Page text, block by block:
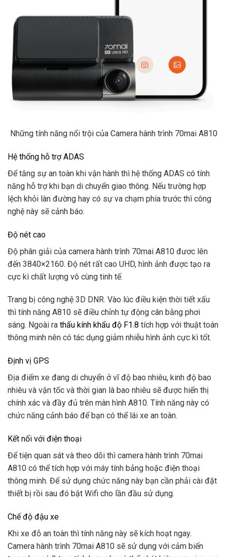
Những tính năng nổi trội của Camera hành trình 70mai A810
Hệ thống hỗ trợ ADAS
Để tăng sự an toàn khi vận hành thì hệ thống ADAS có tính
năng hỗ trợ khi bạn di chuyển giao thông. Nếu trường hợp
lệch khỏi làn đường hay có sự va chạm phía trước thì công
nghệ này sẽ cảnh báo.
Độ nét cao
Độ phân giải của camera hành trình 70mai A810 đươc lên
đến 3840×2160. Độ nét rất cao UHD, hình ảnh được tạo ra
cực kì chất lượng vô cùng tinh tế.
Trang bị công nghệ 3D DNR. Vào lúc điều kiện thời tiết xấu
thì tính năng A810 sẽ điều chỉnh tự động cân bằng phơi
sáng. Ngoài ra thấu kính khẩu độ F1.8 tích hợp với thuật toán
thông minh nên có tác dụng giảm nhiễu hình ảnh cực kì tốt.
Định vị GPS
Địa điểm xe đang di chuyển ở vĩ độ bao nhiêu, kinh độ bao
nhiêu và vận tốc và thời gian là bao nhiêu sẽ được hiển thị
chính xác và đầy đủ trên màn hình A810. Tính năng này có
chức năng cảnh báo để bạn có thể lái xe an toàn.
Kết nối với điện thoại
Để tiện quan sát và theo dõi thì camera hành trình 70mai
A810 có thể tích hợp với máy tính bảng hoặc điện thoại
thông minh. Để sử dụng chức năng này bạn cần phải cài đặt
thiết bị rồi sau đó bật Wifi cho lần đầu sử dụng.
Chế độ đậu xe
Khi xe đỗ an toàn thì tính năng này sẽ kích hoạt ngay.
Camera hành trình 70mai A810 sẽ sử dụng với cảm biến